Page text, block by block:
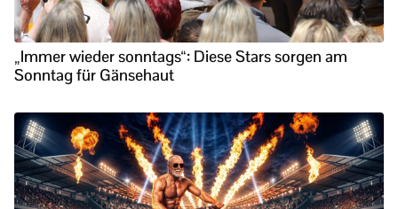
„Immer wieder sonntags“: Diese Stars sorgen am
Sonntag für Gänsehaut